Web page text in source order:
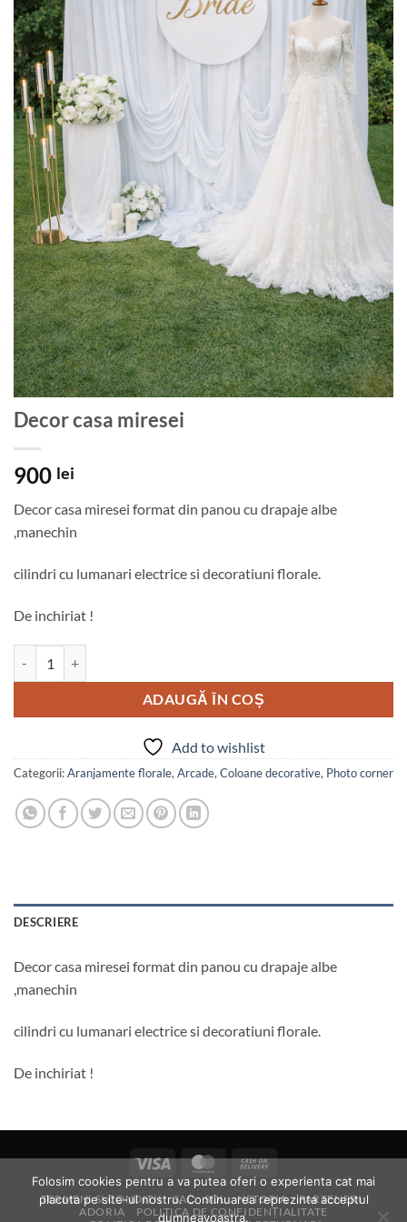
Decor casa miresei
900 lei
Decor casa miresei format din panou cu drapaje albe
,manechin
cilindri cu lumanari electrice si decoratiuni florale.
De inchiriat !
ADAUGĂ ÎN COȘ
Add to wishlist
Categorii:Aranjamente florale,Arcade,Coloane decorative, Photo corner
DESCRIERE
Decor casa miresei format din panou cu drapaje albe
,manechin
cilindri cu lumanari electrice si decoratiuni florale.
De inchiriat !
Visa MasterCard
Cash
On
Delivery
TERMENI SI CONDITII SAL SOL NETOPIA
PARTENERI
ADORIA
POLITICA DE CONFIDENȚIALITATE
Folosim cookies pentru a va putea oferi o experienta cat mai
placuta pe site-ul nostru. Continuarea reprezinta acceptul
dumneavoastra.